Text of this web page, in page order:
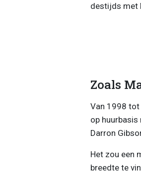
destijds met
Zoals
Van 1998 tot
op huurbasis
Darron
Het zou een
breedte te